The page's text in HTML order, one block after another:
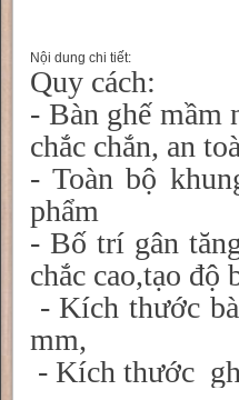
Nội dung chi tiết:
Quy cách:
- Bàn ghế mầm
chắc chắn, an
- Toàn bộ
phẩm
- Bố trí gân
chắc cao,tạo độ
- Kích thước
mm,
- Kích thước